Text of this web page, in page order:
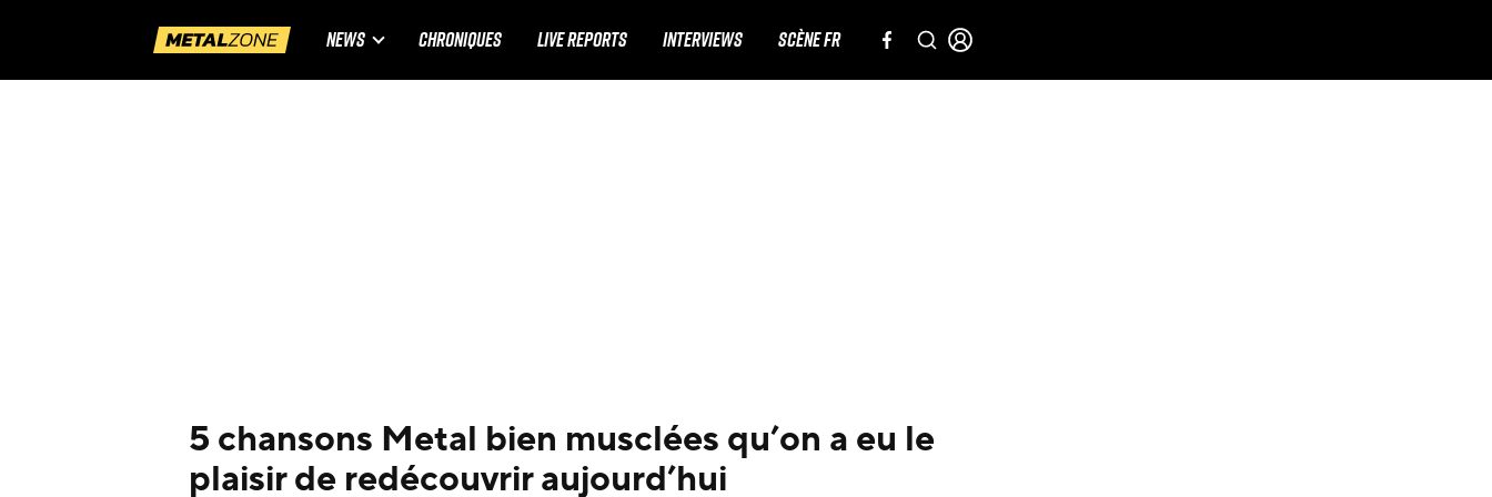
NEWS CHRONIQUES LIVE REPORTS INTERVIEWS SCÈNE FR
5 chansons Metal bien musclées qu’on a eu le
plaisir de redécouvrir aujourd’hui